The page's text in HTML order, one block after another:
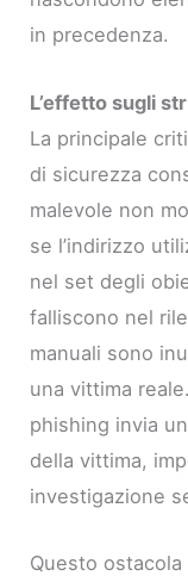
in precedenza.
L’effetto sugli
La principale
di sicurezza
malevole non
se l’indirizzo
nel set degli
falliscono nel
manuali sono
una vittima
phishing invia
della vittima,
investigazione
Questo